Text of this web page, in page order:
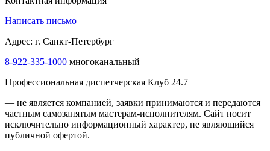
Написать письмо
Адрес: г. Санкт-Петербург
8-922-335-1000 многоканальный
Профессиональная диспетчерская Клуб 24.7
— не является компанией, заявки принимаются и передаются
частным самозанятым мастерам‑исполнителям. Сайт носит
исключительно информационный характер, не являющийся
публичной офертой.